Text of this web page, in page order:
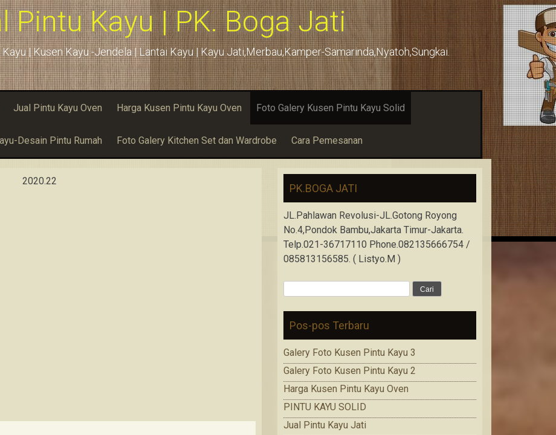
Pintu Kayu | PK. Boga Jati
| Kusen Kayu -Jendela | Lantai Kayu | Kayu Jati,Merbau,Kamper-Samarinda,Nyatoh,Sungkai.
Jual Pintu Kayu Oven Harga Kusen Pintu Kayu Oven Foto Galery Kusen Pintu Kayu Solid
Desain Pintu Rumah Foto Galery Kitchen Set dan Wardrobe Cara Pemesanan
2020.22
PK.BOGA JATI
JL.Pahlawan Revolusi-JL.Gotong Royong
No.4,Pondok Bambu,Jakarta Timur-Jakarta.
Telp.021-36717110 Phone.082135666754 /
085813156585. ( Listyo.M )
Pos-pos Terbaru
Galery Foto Kusen Pintu Kayu 3
Galery Foto Kusen Pintu Kayu 2
Harga Kusen Pintu Kayu Oven
PINTU KAYU SOLID
Jual Pintu Kayu Jati